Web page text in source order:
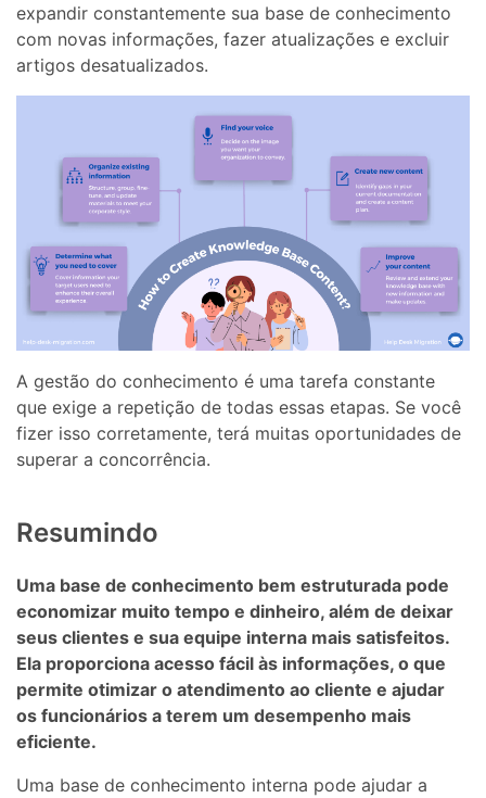
expandir constantemente sua base de conhecimento
com novas informações, fazer atualizações e excluir
artigos desatualizados.
A gestão do conhecimento é uma tarefa constante
que exige a repetição de todas essas etapas. Se você
fizer isso corretamente, terá muitas oportunidades de
superar a concorrência.
Resumindo
Uma base de conhecimento bem estruturada pode
economizar muito tempo e dinheiro, além de deixar
seus clientes e sua equipe interna mais satisfeitos.
Ela proporciona acesso fácil às informações, o que
permite otimizar o atendimento ao cliente e ajudar
os funcionários a terem um desempenho mais
eficiente.
Uma base de conhecimento interna pode ajudar a